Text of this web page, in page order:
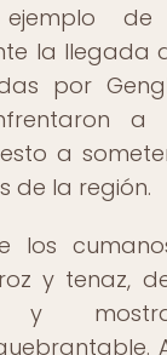
la llegada
por
a
a
de la región.
los
y tenaz,
y